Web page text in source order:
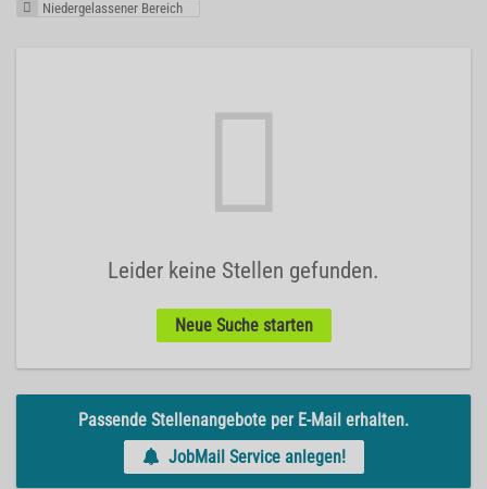
Niedergelassener Bereich
Leider keine Stellen gefunden.
Neue Suche starten
Passende Stellenangebote per E-Mail erhalten.
JobMail Service anlegen!